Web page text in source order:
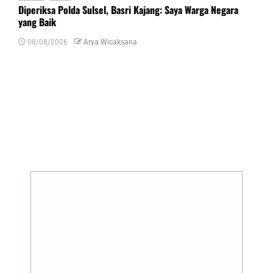
Diperiksa Polda Sulsel, Basri Kajang: Saya Warga Negara
yang Baik
08/08/2026 Arya Wicaksana